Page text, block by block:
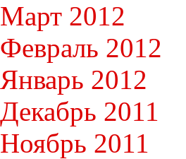
Март 2012
Февраль 2012
Январь 2012
Декабрь 2011
Ноябрь 2011